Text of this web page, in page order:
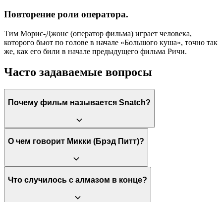
Повторение роли оператора.
Тим Морис-Джонс (оператор фильма) играет человека,
которого бьют по голове в начале «Большого куша», точно так
же, как его били в начале предыдущего фильма Ричи.
Часто задаваемые вопросы
Почему фильм называется Snatch?
Название переводится как «Схватить» или «Урвать», что
заполучить большой куш. Также это сленговое слово,
имеющее несколько значений, что добавляет фильму дерзости.
О чем говорит Микки (Брэд Питт)?
Микки говорит на вымышленном диалекте, основанном на
обычно понятна из контекста, но лингвистически это смесь
Что случилось с алмазом в конце?